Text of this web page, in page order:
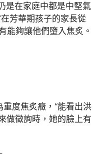
是在家庭中都是中堅氣
芳華期孩子的家長從
能夠讓他們墮入焦炙。
度焦炙癥，“能看出洪
做徵詢時，她的臉上有